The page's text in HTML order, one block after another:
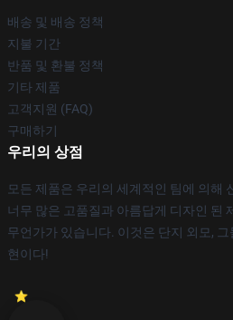
배송 및 배송 정책
지불 기간
반품 및 환불 정책
기타 제품
고객지원 (FAQ)
구매하기
우리의 상점
모든 제품은 우리의 세계적인 팀에 의해
너무 많은 고품질과 아름답게 디자인 된
무언가가 있습니다. 이것은 단지 외모,
현이다!